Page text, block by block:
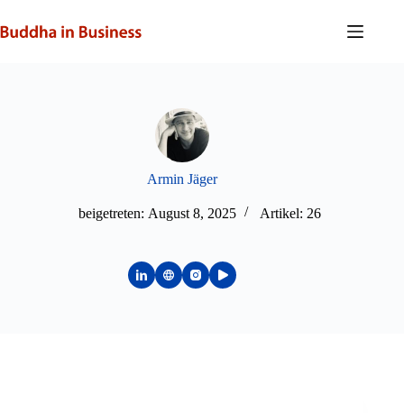
Inhalt
springen
Armin Jäger
beigetreten: August 8, 2025 Artikel: 26